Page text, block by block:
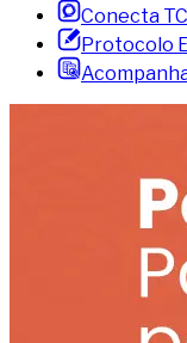
Conecta
Protocolo